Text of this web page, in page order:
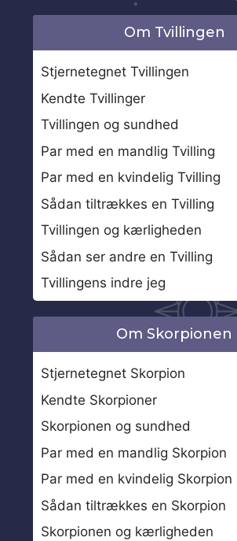
Om Tvillingen
Stjernetegnet Tvillingen
Kendte Tvillinger
Tvillingen og sundhed
Par med en mandlig Tvilling
Par med en kvindelig Tvilling
Sådan tiltrækkes en Tvilling
Tvillingen og kærligheden
Sådan ser andre en Tvilling
Tvillingens indre jeg
Om Skorpionen
Stjernetegnet Skorpion
Kendte Skorpioner
Skorpionen og sundhed
Par med en mandlig Skorpion
Par med en kvindelig Skorpion
Sådan tiltrækkes en Skorpion
Skorpionen og kærligheden